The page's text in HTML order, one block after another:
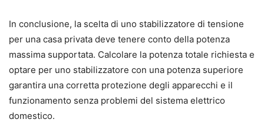
In conclusione, la scelta di uno stabilizzatore di tensione
per una casa privata deve tenere conto della potenza
massima supportata. Calcolare la potenza totale richiesta e
optare per uno stabilizzatore con una potenza superiore
garantira una corretta protezione degli apparecchi e il
funzionamento senza problemi del sistema elettrico
domestico.